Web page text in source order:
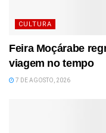
CULTURA
Feira Moçárabe
viagem no tempo
7 DE AGOSTO, 2026